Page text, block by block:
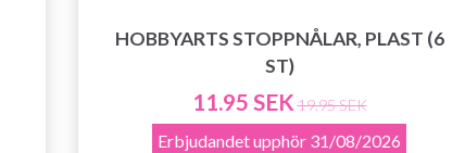
HOBBYARTS STOPPNÅLAR, PLAST (6
ST)
11.95 SEK 19.95 SEK
Erbjudandet upphör 31/08/2026
Nej tack